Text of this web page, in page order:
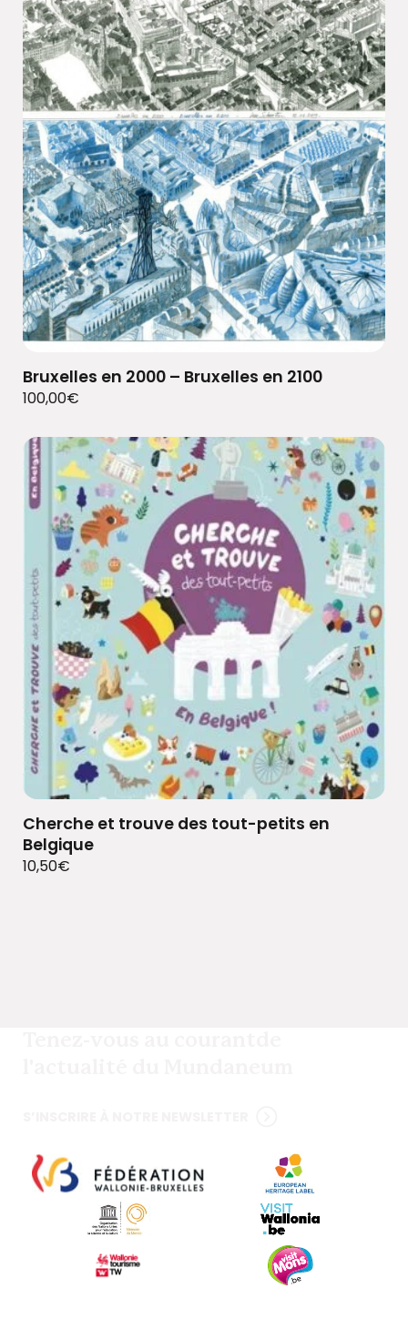
Bruxelles en 2000 – Bruxelles en 2100
100,00€
Cherche et trouve des tout-petits en
Belgique
10,50€